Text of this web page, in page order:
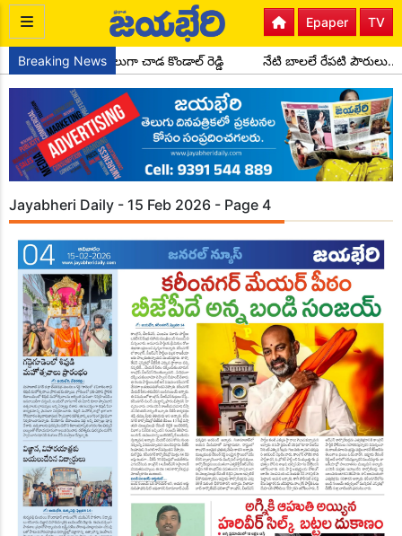
TV
Epaper
Breaking News
మండల అధ్యక్షులుగా చాడ కొండాల్ రెడ్డి నేటి బాలలే రేపటి
Jayabheri Daily - 15 Feb 2026 - Page 4